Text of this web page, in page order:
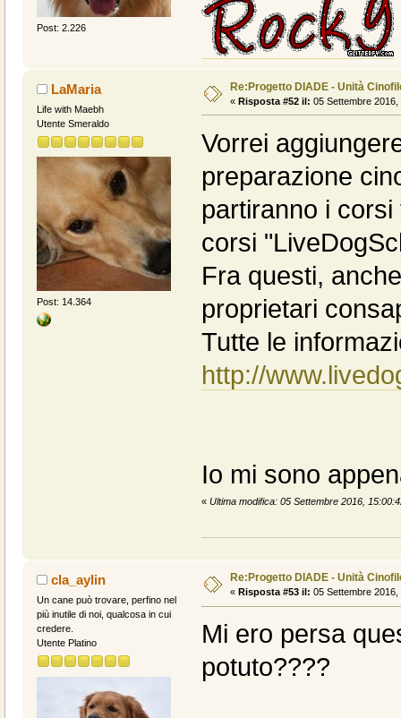
Post: 2.226
LaMaria
Life with Maebh
Utente Smeraldo
Post: 14.364
Re:Progetto DIADE - Unità
« Risposta #52 il: 05 Settembre 2016,
Vorrei
preparazione
partiranno i
corsi
Fra questi,
proprietari
Tutte le
http://
Io mi sono
« Ultima modifica: 05 Settembre 2016,
cla_aylin
Un cane può trovare, perfino nel
più inutile di noi, qualcosa in cui
credere.
Utente Platino
Re:Progetto DIADE - Unità
« Risposta #53 il: 05 Settembre 2016,
Mi ero persa
potuto????